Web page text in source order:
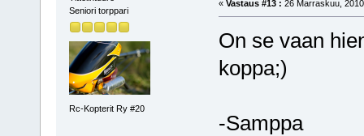
Seniori torppari
Rc-Kopterit Ry #20
« Vastaus #13 : 26 Marraskuu,
On se vaan
koppa;)
-Samppa